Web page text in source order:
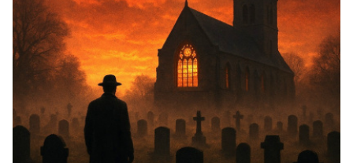
3_3_5
4_1_1
4_1_2
4_1_3
4_1_4
4_2_1